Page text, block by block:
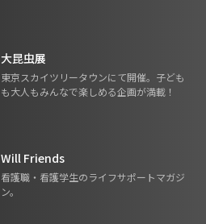
大昆虫展
東京スカイツリータウンにて開催。子ども
も大人もみんなで楽しめる企画が満載！
Will Friends
看護職・看護学生のライフサポートマガジ
ン。